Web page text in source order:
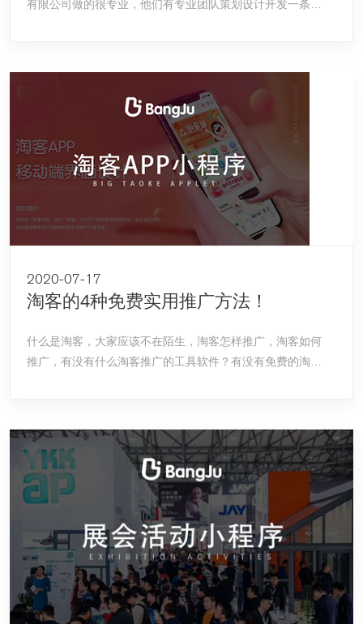
有限公司做的很专业，他们有专业团队策划设计开发一条
2020-07-17
淘客的4种免费实用推广方法！
什么是淘客，大家应该不在陌生，淘客怎样推广，淘客如何
推广，有没有什么淘客推广的工具软件？有没有免费的淘客